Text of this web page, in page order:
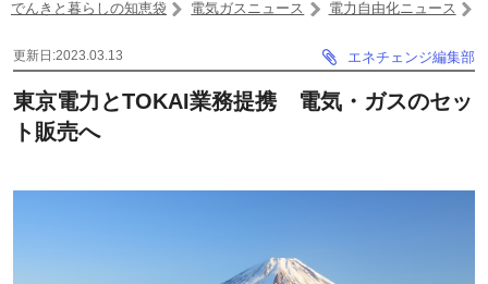
でんきと暮らしの知恵袋 電気ガスニュース 電力自由化ニュース
更新日:2023.03.13 エネチェンジ編集部
東京電力とTOKAI業務提携 電気・ガスのセッ
ト販売へ